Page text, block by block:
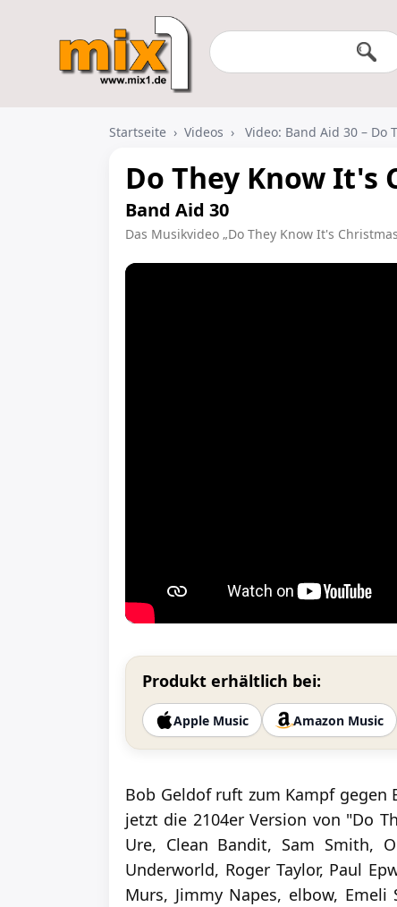
Startseite › Videos › Video: Band Aid 30 – Do
Do They Know It's
Band Aid 30
Das Musikvideo „Do They Know It's
Produkt erhältlich bei:
Apple Music Amazon Music
Bob Geldof ruft zum Kampf gegen
jetzt die 2104er Version von "Do
Ure, Clean Bandit, Sam Smith,
Underworld, Roger Taylor, Paul
Murs, Jimmy Napes, elbow,